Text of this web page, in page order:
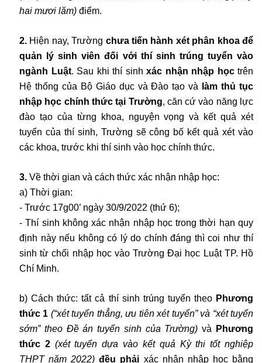
hai mươi lăm) điểm.
2. Hiện nay, Trường chưa tiến hành xét phân khoa để
quản lý sinh viên đối với thí sinh trúng tuyển vào
ngành Luật. Sau khi thí sinh xác nhận nhập họctrên
Hệ thống của Bộ Giáo dục và Đào tạo và
làm thủ tục
nhập học chính thức tại Trường, căn cứ vào năng lực
đào tạo của từng khoa, nguyện vọng và kết quả xét
tuyển của thí sinh, Trường sẽ công bố kết quả xét vào
các khoa, trước khi thí sinh vào học chính thức.
3. Về thời gian và cách thức xác nhận nhập học:
a) Thời gian:
- Trước 17g00’ ngày 30/9/2022 (thứ 6);
- Thí sinh không xác nhận nhập học trong thời hạn quy
định này nếu không có lý do chính đáng thì coi như thí
sinh từ chối nhập học vào Trường Đại học Luật TP. Hồ
Chí Minh.
b) Cách thức: tất cả thí sinh trúng tuyển theoPhương
thức 1 (“xét tuyển thẳng, ưu tiên xét tuyển” và “xét tuyển
sớm” theo Đề án tuyển sinh của Trường) và
Phương
thức 2 (xét tuyển dựa vào kết quả Kỳ thi tốt nghiệp
THPT năm 2022) đều phải xác nhận nhập học bằng